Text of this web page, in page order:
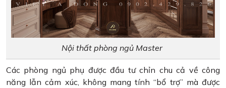
Nội thất phòng ngủ Master
Các phòng ngủ phụ được đầu tư chỉn chu cả về công
năng lẫn cảm xúc, không mang tính “bổ trợ” mà được